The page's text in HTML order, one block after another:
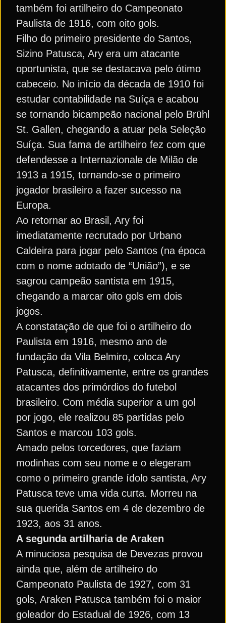
também foi artilheiro do Campeonato
Paulista de 1916, com oito gols.
Filho do primeiro presidente do Santos,
Sizino Patusca, Ary era um atacante
oportunista, que se destacava pelo ótimo
cabeceio. No início da década de 1910 foi
estudar contabilidade na Suíça e acabou
se tornando bicampeão nacional pelo Brühl
St. Gallen, chegando a atuar pela Seleção
Suíça. Sua fama de artilheiro fez com que
defendesse a Internazionale de Milão de
1913 a 1915, tornando-se o primeiro
jogador brasileiro a fazer sucesso na
Europa.
Ao retornar ao Brasil, Ary foi
imediatamente recrutado por Urbano
Caldeira para jogar pelo Santos (na época
com o nome adotado de “União”), e se
sagrou campeão santista em 1915,
chegando a marcar oito gols em dois
jogos.
A constatação de que foi o artilheiro do
Paulista em 1916, mesmo ano de
fundação da Vila Belmiro, coloca Ary
Patusca, definitivamente, entre os grandes
atacantes dos primórdios do futebol
brasileiro. Com média superior a um gol
por jogo, ele realizou 85 partidas pelo
Santos e marcou 103 gols.
Amado pelos torcedores, que faziam
modinhas com seu nome e o elegeram
como o primeiro grande ídolo santista, Ary
Patusca teve uma vida curta. Morreu na
sua querida Santos em 4 de dezembro de
1923, aos 31 anos.
A segunda artilharia de Araken
A minuciosa pesquisa de Devezas provou
ainda que, além de artilheiro do
Campeonato Paulista de 1927, com 31
gols, Araken Patusca também foi o maior
goleador do Estadual de 1926, com 13